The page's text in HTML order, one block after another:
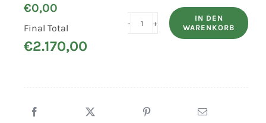
€0,00
Final Total
€2.170,00
UNSINN
13-
IN DEN
WARENKORB